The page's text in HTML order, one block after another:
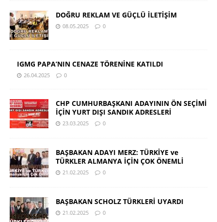
DOĞRU REKLAM VE GÜÇLÜ İLETİŞİM
08.05.2025 0
IGMG PAPA’NIN CENAZE TÖRENİNE KATILDI
26.04.2025 0
CHP CUMHURBAŞKANI ADAYININ ÖN SEÇİMİ
İÇİN YURT DIŞI SANDIK ADRESLERİ
23.03.2025 0
BAŞBAKAN ADAYI MERZ: TÜRKİYE ve
TÜRKLER ALMANYA İÇİN ÇOK ÖNEMLİ
21.02.2025 0
BAŞBAKAN SCHOLZ TÜRKLERİ UYARDI
21.02.2025 0